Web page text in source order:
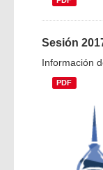
Sesión
Información
PDF